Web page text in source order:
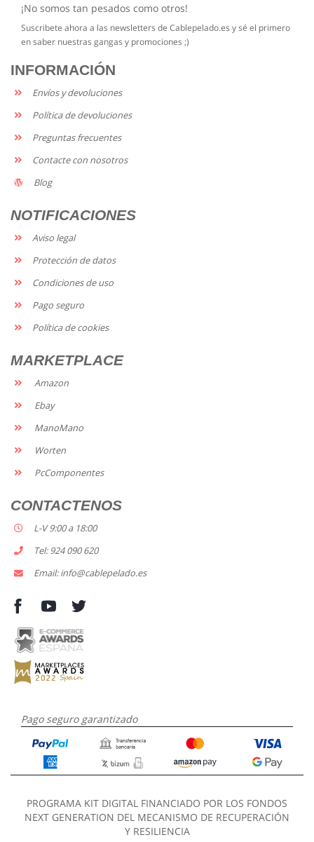
¡No somos tan pesados como otros!
Suscribete ahora a las newsletters de Cablepelado.es y sé el primero
en saber nuestras gangas y promociones ;)
INFORMACIÓN
Envíos y devoluciones
Política de devoluciones
Preguntas frecuentes
Contacte con nosotros
Blog
NOTIFICACIONES
Aviso legal
Protección de datos
Condiciones de uso
Pago seguro
Política de cookies
MARKETPLACE
Amazon
Ebay
ManoMano
Worten
PcComponentes
CONTACTENOS
L-V 9:00 a 18:00
Tel: 924 090 620
Email: info@cablepelado.es
Pago seguro garantizado
PROGRAMA KIT DIGITAL FINANCIADO POR LOS FONDOS
NEXT GENERATION DEL MECANISMO DE RECUPERACIÓN
Y RESILIENCIA